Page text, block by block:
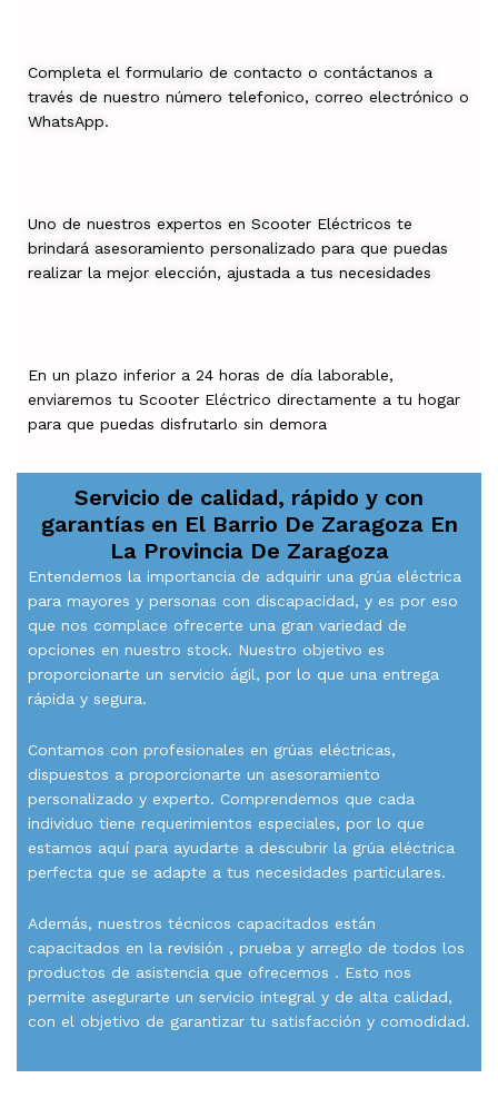
Completa el formulario de contacto o contáctanos a
través de nuestro número telefonico, correo electrónico o
WhatsApp.
Uno de nuestros expertos en Scooter Eléctricos te
brindará asesoramiento personalizado para que puedas
realizar la mejor elección, ajustada a tus necesidades
En un plazo inferior a 24 horas de día laborable,
enviaremos tu Scooter Eléctrico directamente a tu hogar
para que puedas disfrutarlo sin demora
Servicio de calidad, rápido y con
garantías en El Barrio De Zaragoza En
La Provincia De Zaragoza
Entendemos la importancia de adquirir una grúa eléctrica
para mayores y personas con discapacidad, y es por eso
que nos complace ofrecerte una gran variedad de
opciones en nuestro stock. Nuestro objetivo es
proporcionarte un servicio ágil, por lo que una entrega
rápida y segura.
Contamos con profesionales en grúas eléctricas,
dispuestos a proporcionarte un asesoramiento
personalizado y experto. Comprendemos que cada
individuo tiene requerimientos especiales, por lo que
estamos aquí para ayudarte a descubrir la grúa eléctrica
perfecta que se adapte a tus necesidades particulares.
Además, nuestros técnicos capacitados están
capacitados en la revisión , prueba y arreglo de todos los
productos de asistencia que ofrecemos . Esto nos
permite asegurarte un servicio integral y de alta calidad,
con el objetivo de garantizar tu satisfacción y comodidad.